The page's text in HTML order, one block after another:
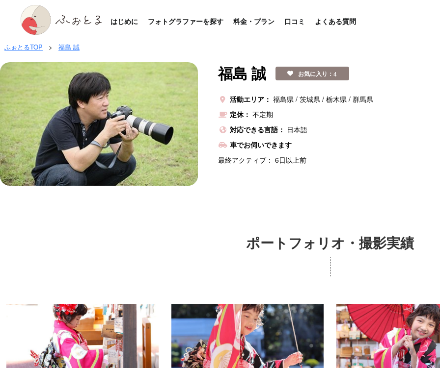
はじめに フォトグラファーを探す 料金・プラン 口コミ よくある質問
ふぉとるTOP > 福島 誠
福島 誠 お気に入り：4
活動エリア： 福島県 茨城県 栃木県
群馬県
定休： 不定期
対応できる言語： 日本語
車でお伺いできます
最終アクティブ： 6日以上前
ポートフォリオ・撮影実績